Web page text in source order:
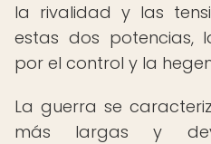
la rivalidad y las
estas dos potencias,
por el control y la
La guerra se
más largas y